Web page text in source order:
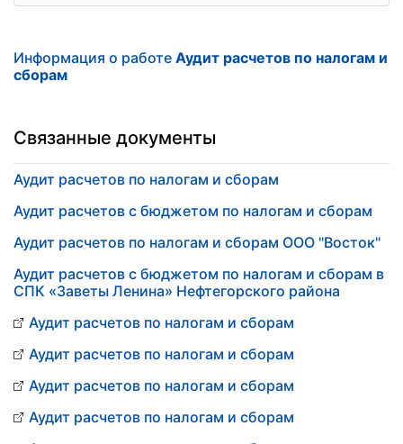
Информация о работе Аудит расчетов по налогам и
сборам
Связанные документы
Аудит расчетов по налогам и сборам
Аудит расчетов с бюджетом по налогам и сборам
Аудит расчетов по налогам и сборам ООО "Восток"
Аудит расчетов с бюджетом по налогам и сборам в
СПК «Заветы Ленина» Нефтегорского района
Аудит расчетов по налогам и сборам
Аудит расчетов по налогам и сборам
Аудит расчетов по налогам и сборам
Аудит расчетов по налогам и сборам